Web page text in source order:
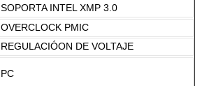
SOPORTA INTEL XMP 3.0
OVERCLOCK PMIC
REGULACIÓON DE VOLTAJE
PC